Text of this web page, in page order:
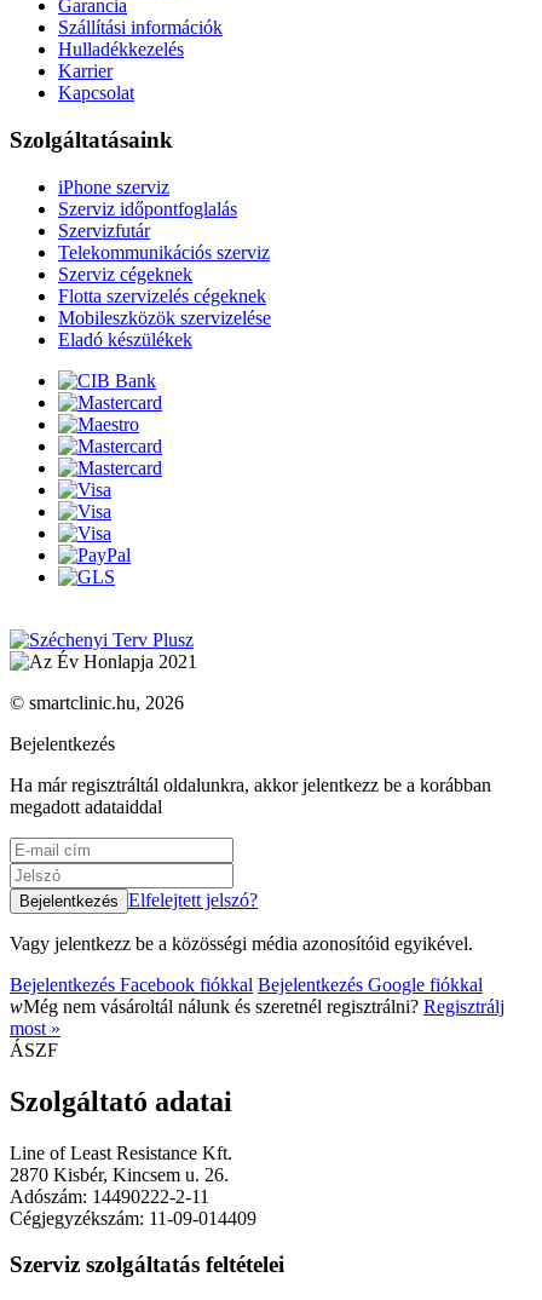
Garancia
Szállítási információk
Hulladékkezelés
Karrier
Kapcsolat
Szolgáltatásaink
iPhone szerviz
Szerviz időpontfoglalás
Szervizfutár
Telekommunikációs szerviz
Szerviz cégeknek
Flotta szervizelés cégeknek
Mobileszközök szervizelése
Eladó készülékek
© smartclinic.hu, 2026
Bejelentkezés
Ha már regisztráltál oldalunkra, akkor jelentkezz be a korábban
megadott adataiddal
Elfelejtett jelszó?
Vagy jelentkezz be a közösségi média azonosítóid egyikével.
Bejelentkezés Facebook fiókkal Bejelentkezés Google fiókkal
wMég nem vásároltál nálunk és szeretnél regisztrálni? Regisztrálj
most »
ÁSZF
Szolgáltató adatai
Line of Least Resistance Kft.
2870 Kisbér, Kincsem u. 26.
Adószám: 14490222-2-11
Cégjegyzékszám: 11-09-014409
Szerviz szolgáltatás feltételei